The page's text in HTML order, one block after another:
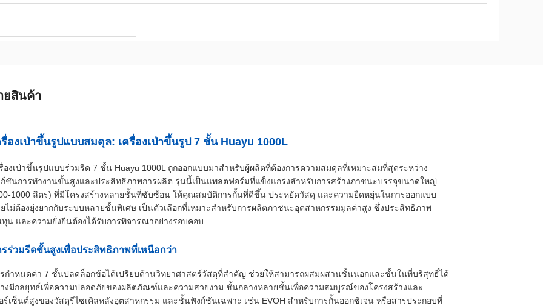
ยสินค้า
รื่องเป่าขึ้นรูปแบบสมดุล: เครื่องเป่าขึ้นรูป 7 ชั้น Huayu 1000L
องเป่าขึ้นรูปแบบร่วมรีด 7 ชั้น Huayu 1000L ถูกออกแบบมาสำหรับผู้ผลิตที่ต้องการความสมดุลที่เหมาะสมที่สุดระหว่าง
ชันการทำงานขั้นสูงและประสิทธิภาพการผลิต รุ่นนี้เป็นแพลตฟอร์มที่แข็งแกร่งสำหรับการสร้างภาชนะบรรจุขนาดใหญ่
1000 ลิตร) ที่มีโครงสร้างหลายชั้นที่ซับซ้อน ให้คุณสมบัติการกั้นที่ดีขึ้น ประหยัดวัสดุ และความยืดหยุ่นในการออกแบบ
ไม่ต้องยุ่งยากกับระบบหลายชั้นพิเศษ เป็นตัวเลือกที่เหมาะสำหรับการผลิตภาชนะอุตสาหกรรมมูลค่าสูง ซึ่งประสิทธิภาพ
น และความยั่งยืนต้องได้รับการพิจารณาอย่างรอบคอบ
รร่วมรีดขั้นสูงเพื่อประสิทธิภาพที่เหนือกว่า
กำหนดค่า 7 ชั้นปลดล็อกข้อได้เปรียบด้านวิทยาศาสตร์วัสดุที่สำคัญ ช่วยให้สามารถผสมผสานชั้นนอกและชั้นในที่บริสุทธิ์ได้
งมีกลยุทธ์เพื่อความปลอดภัยของผลิตภัณฑ์และความสวยงาม ชั้นกลางหลายชั้นเพื่อความสมบูรณ์ของโครงสร้างและ
ร์เซ็นต์สูงของวัสดุรีไซเคิลหลังอุตสาหกรรม และชั้นฟังก์ชันเฉพาะ เช่น EVOH สำหรับการกั้นออกซิเจน หรือสารประกอบที่